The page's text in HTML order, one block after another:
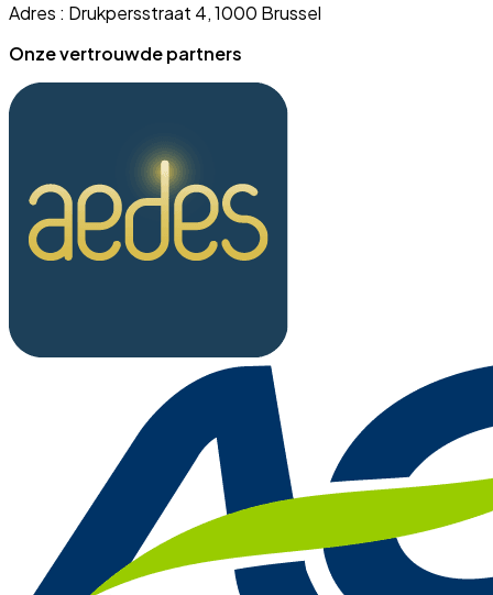
Adres : Drukpersstraat 4, 1000 Brussel
Onze vertrouwde partners